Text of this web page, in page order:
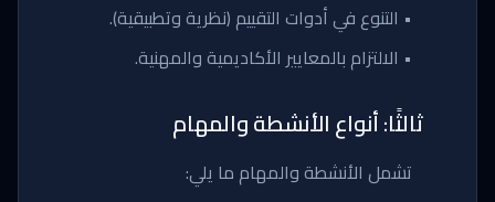
• التنوع في أدوات التقييم (نظرية وتطبيقية).
• الالتزام بالمعايير الأكاديمية والمهنية.
ثالثًا: أنواع الأنشطة والمهام
تشمل الأنشطة والمهام ما يلي: